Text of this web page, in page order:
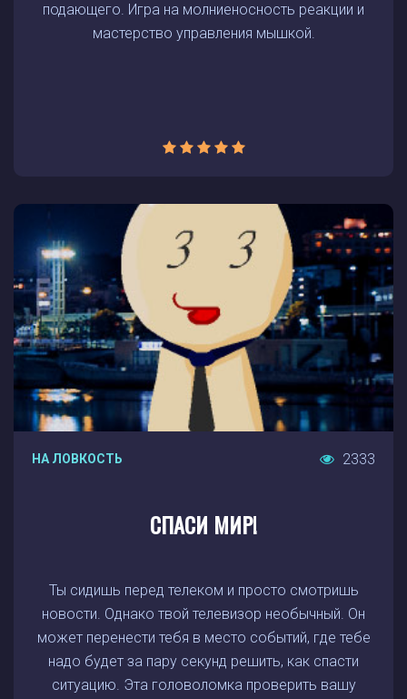
подающего. Игра на молниеносность реакции и
мастерство управления мышкой.
НА ЛОВКОСТЬ 2333
СПАСИ МИР!
Ты сидишь перед телеком и просто смотришь
новости. Однако твой телевизор необычный. Он
может перенести тебя в место событий, где тебе
надо будет за пару секунд решить, как спасти
ситуацию. Эта головоломка проверить вашу